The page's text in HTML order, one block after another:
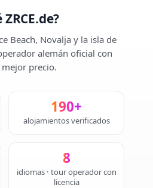
Beach, Novalja y la isla de
alemán oficial con
precio.
190+
alojamientos verificados
8
idiomas · tour operador con
licencia